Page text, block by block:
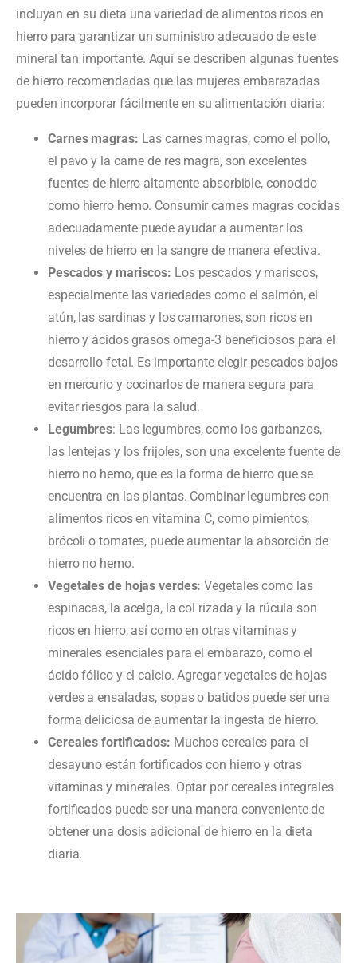
incluyan en su dieta una variedad de alimentos ricos en
hierro para garantizar un suministro adecuado de este
mineral tan importante. Aquí se describen algunas fuentes
de hierro recomendadas que las mujeres embarazadas
pueden incorporar fácilmente en su alimentación diaria:
Carnes magras: Las carnes magras, como el pollo,
el pavo y la carne de res magra, son excelentes
fuentes de hierro altamente absorbible, conocido
como hierro hemo. Consumir carnes magras cocidas
adecuadamente puede ayudar a aumentar los
niveles de hierro en la sangre de manera efectiva.
Pescados y mariscos: Los pescados y mariscos,
especialmente las variedades como el salmón, el
atún, las sardinas y los camarones, son ricos en
hierro y ácidos grasos omega-3 beneficiosos para el
desarrollo fetal. Es importante elegir pescados bajos
en mercurio y cocinarlos de manera segura para
evitar riesgos para la salud.
Legumbres: Las legumbres, como los garbanzos,
las lentejas y los frijoles, son una excelente fuente de
hierro no hemo, que es la forma de hierro que se
encuentra en las plantas. Combinar legumbres con
alimentos ricos en vitamina C, como pimientos,
brócoli o tomates, puede aumentar la absorción de
hierro no hemo.
Vegetales de hojas verdes: Vegetales como las
espinacas, la acelga, la col rizada y la rúcula son
ricos en hierro, así como en otras vitaminas y
minerales esenciales para el embarazo, como el
ácido fólico y el calcio. Agregar vegetales de hojas
verdes a ensaladas, sopas o batidos puede ser una
forma deliciosa de aumentar la ingesta de hierro.
Cereales fortificados: Muchos cereales para el
desayuno están fortificados con hierro y otras
vitaminas y minerales. Optar por cereales integrales
fortificados puede ser una manera conveniente de
obtener una dosis adicional de hierro en la dieta
diaria.